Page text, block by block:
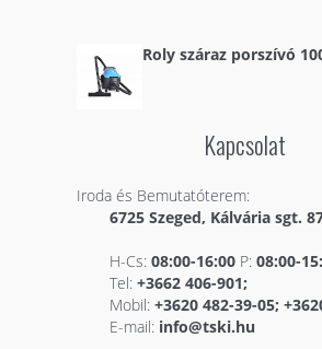
Roly száraz porszívó
Kapcsolat
Iroda és Bemutatóterem:
6725 Szeged, Kálvária sgt.
H-Cs:08:00-16:00 P:08:00-
Tel:+3662 406-901;
Mobil:+3620 482-39-05;
E-mail:info@tski.hu